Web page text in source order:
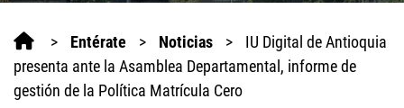
pantalla
One
> Entérate > Noticias >
IU Digital de Antioquia
presenta ante la Asamblea Departamental, informe de
gestión de la Política Matrícula Cero